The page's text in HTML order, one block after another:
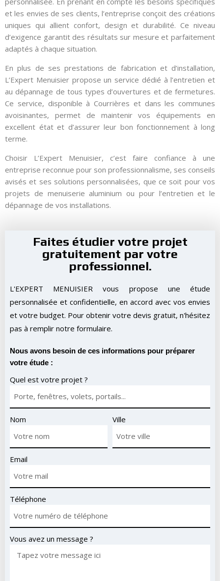
et les envies de ses clients, l’entreprise conçoit des créations
uniques qui allient confort, design et durabilité. Ce niveau
d’exigence garantit des résultats sur mesure et parfaitement
adaptés à chaque situation.
En plus de ses prestations de fabrication et d’installation,
L’Expert Menuisier propose un service dédié à l’entretien et
au dépannage de tous types d’ouvertures et de fermetures.
Ce service, disponible à Courrières et dans les communes
avoisinantes, permet de maintenir vos équipements en
excellent état et d’assurer leur bon fonctionnement à long
terme.
Choisir L’Expert Menuisier, c’est faire confiance à une
entreprise reconnue pour son professionnalisme, ses conseils
avisés et ses solutions personnalisées, que ce soit pour vos
projets de menuiserie aluminium ou pour l’entretien et le
dépannage de vos installations.
Faites étudier votre projet
gratuitement par votre
professionnel.
L'EXPERT MENUISIER vous propose une étude
personnalisée et confidentielle, en accord avec vos envies
et votre budget. Pour obtenir votre devis gratuit, n'hésitez
pas à remplir notre formulaire.
Nous avons besoin de ces informations pour préparer
votre étude :
Quel est votre projet ?
Nom Ville
Email
Téléphone
Vous avez un message ?